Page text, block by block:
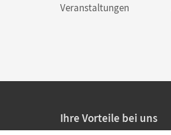
Veranstaltungen
Ihre Vorteile bei uns